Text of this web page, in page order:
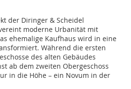
der Diringer & Scheidel
moderne Urbanität mit
ehemalige Kaufhaus wird in eine
Während die ersten
des alten Gebäudes
ab dem zweiten Obergeschoss
in die Höhe – ein Novum in der